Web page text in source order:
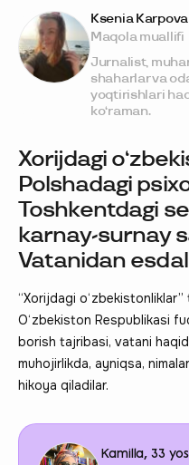
Xorijdagi
Polshadagi
Toshkentdagi
karnay-surnay
Vatanidan
“Xorijdagi
O‘zbekiston Respublikasi
borish tajribasi, vatani
muhojirlikda, ayniqsa,
hikoya qiladilar.
Kamilla, 33
Ksenia Karpova
Maqola muallifi
Jurnalist,
shaharlar va
yoqtirishlari
ko‘raman.